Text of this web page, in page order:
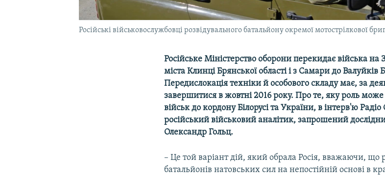
Російські військовослужбовці розвідувального батальйону окремої мотострілкової
Російське Міністерство оборони перекидає війська на
міста Клинці Брянської області і з Самари до Валуйків
Передислокація техніки й особового складу має, за
завершитися в жовтні 2016 року. Про те, яку роль
військ до кордону Білорусі та України, в інтерв'ю Радіо
російський військовий аналітик, запрошений
Олександр Гольц.
– Це той варіант дій, який обрала Росія, вважаючи,
батальйонів натовських сил на непостійній основі в